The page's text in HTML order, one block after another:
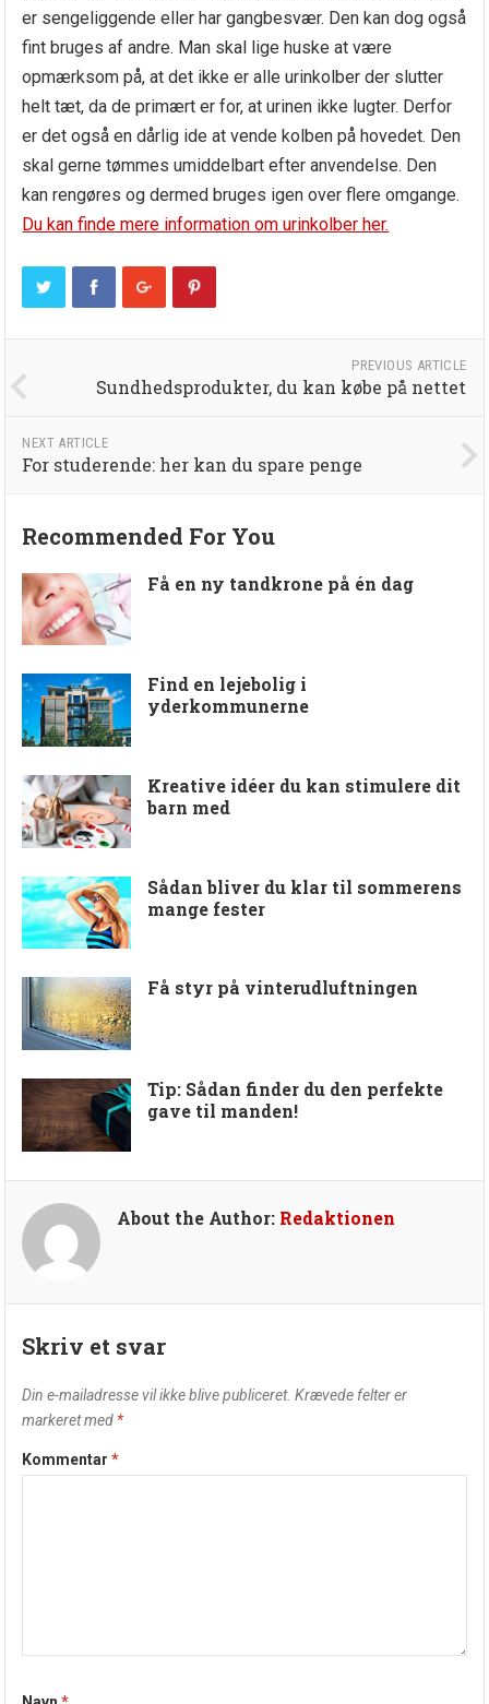
er sengeliggende eller har gangbesvær. Den kan dog også
fint bruges af andre. Man skal lige huske at være
opmærksom på, at det ikke er alle urinkolber der slutter
helt tæt, da de primært er for, at urinen ikke lugter. Derfor
er det også en dårlig ide at vende kolben på hovedet. Den
skal gerne tømmes umiddelbart efter anvendelse. Den
kan rengøres og dermed bruges igen over flere omgange.
Du kan finde mere information om urinkolber her.
PREVIOUS ARTICLE
Sundhedsprodukter, du kan købe på nettet
NEXT ARTICLE
For studerende: her kan du spare penge
Recommended For You
Få en ny tandkrone på én dag
Find en lejebolig i
yderkommunerne
Kreative idéer du kan stimulere dit
barn med
Sådan bliver du klar til sommerens
mange fester
Få styr på vinterudluftningen
Tip: Sådan finder du den perfekte
gave til manden!
About the Author: Redaktionen
Skriv et svar
Din e-mailadresse vil ikke blive publiceret. Krævede felter er
markeret med *
Kommentar*